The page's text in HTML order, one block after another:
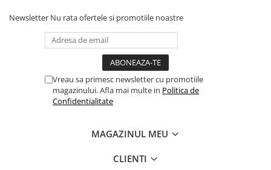
Newsletter Nu rata ofertele si promotiile noastre
Vreau sa primesc newsletter cu promotiile
magazinului. Afla mai multe in Politica de
Confidentialitate
MAGAZINUL MEU
CLIENTI